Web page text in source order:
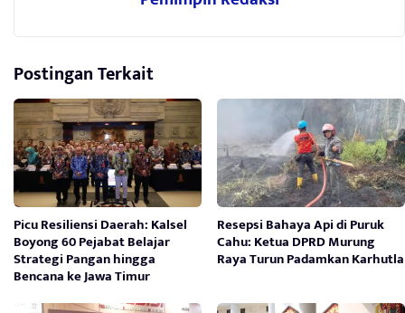
Postingan Terkait
Picu Resiliensi Daerah: Kalsel
Boyong 60 Pejabat Belajar
Strategi Pangan hingga
Bencana ke Jawa Timur
Resepsi Bahaya Api di Puruk
Cahu: Ketua DPRD Murung
Raya Turun Padamkan Karhutla